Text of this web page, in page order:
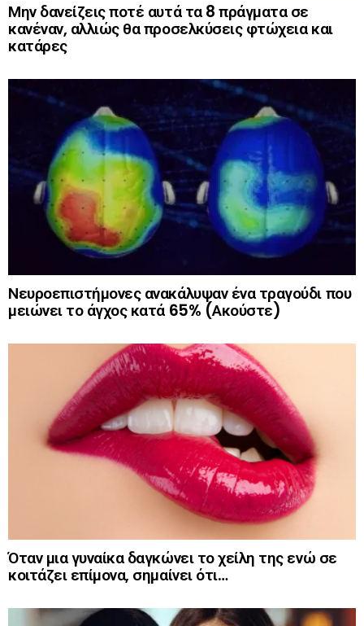
Μην δανείζεις ποτέ αυτά τα 8 πράγματα σε
κανέναν, αλλιώς θα προσελκύσεις φτώχεια και
κατάρες
Νευροεπιστήμονες ανακάλυψαν ένα τραγούδι που
μειώνει το άγχος κατά 65% (Ακούστε)
Όταν μια γυναίκα δαγκώνει το χείλη της ενώ σε
κοιτάζει επίμονα, σημαίνει ότι…